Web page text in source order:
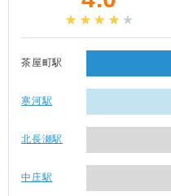
茶屋町駅
寒河駅
北長瀬駅
中庄駅